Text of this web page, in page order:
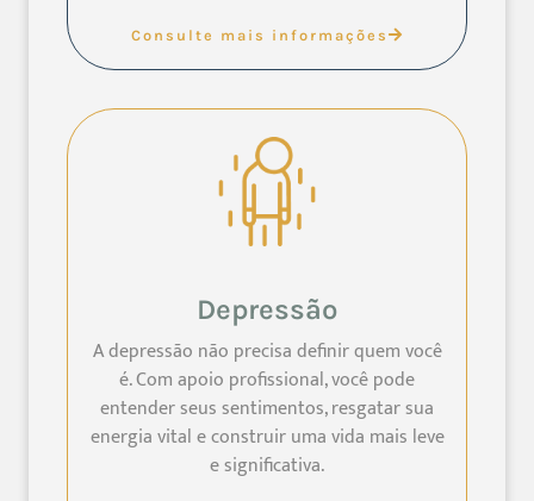
Consulte mais informações
Depressão
A depressão não precisa definir quem você
é. Com apoio profissional, você pode
entender seus sentimentos, resgatar sua
energia vital e construir uma vida mais leve
e significativa.